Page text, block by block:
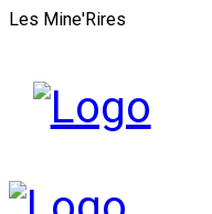
Les Mine'Rires